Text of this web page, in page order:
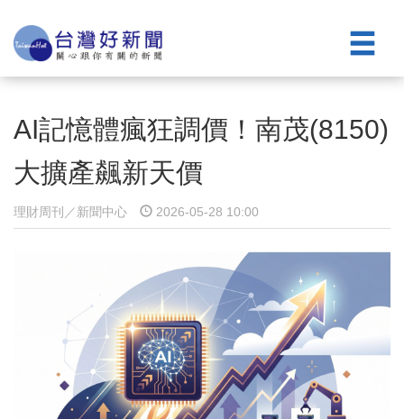
AI記憶體瘋狂調價！南茂(8150)
大擴產飆新天價
理財周刊／新聞中心 2026-05-28 10:00